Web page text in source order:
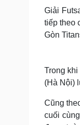
Giải
tiếp theo
Gòn
Trong
(Hà Nội)
Cũng
cuối